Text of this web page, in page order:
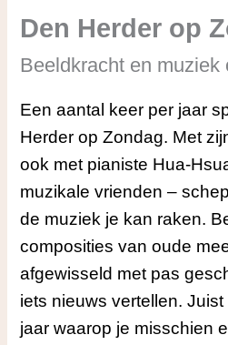
Den Herder op
Beeldkracht en muziek
Een aantal keer per jaar
Herder op Zondag. Met
ook met pianiste Hua-
muzikale vrienden –
de muziek je kan raken.
composities van oude
afgewisseld met pas
iets nieuws vertellen.
jaar waarop je misschien